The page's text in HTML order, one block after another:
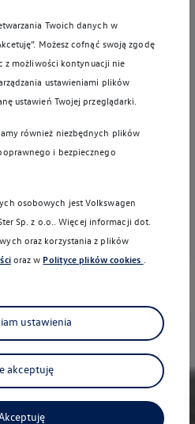
Twoich danych w
Możesz cofnąć swoją zgodę
z możliwości kontynuacji nie
ustawieniami plików
ustawień Twojej przeglądarki.
również niezbędnych plików
i bezpiecznego
osobowych jest Volkswagen
Sp. z o.o.. Więcej informacji dot.
oraz korzystania z plików
oraz w Polityce plików cookies .
ustawienia
akceptuję